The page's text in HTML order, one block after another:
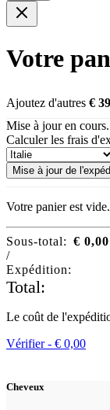
Votre
Ajoutez d'autres €
Mise à jour en
Calculer les frais
Mise à jour de
Votre panier est vide.
Sous-total: € 0,00
/
Expédition:
Total:
Le coût de
Vérifier - € 0,00
Cheveux